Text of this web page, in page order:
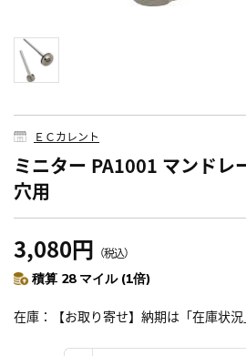
ＥＣカレント
ミニター PA1001 マンド
穴用
3,080円 （税込）
積算 28 マイル (1倍)
在庫 【お取り寄せ】納期は「在庫状